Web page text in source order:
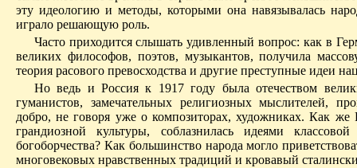
эту идеологию и методы, которыми она навязывалась
играло решающую роль.
Часто приходится слышать удивленный вопрос: как в
великих философов, поэтов, музыкантов, получила
теория расового превосходства и другие преступные идеи
Но ведь и Россия к 1917 году была отечеством
гуманистов, замечательных религиозных мыслителей,
добро, не говоря уже о композиторах, художниках. Как же
грандиозной культуры, соблазнилась идеями
богоборчества? Как большинство народа могло
многовековых нравственных традиций и кровавый